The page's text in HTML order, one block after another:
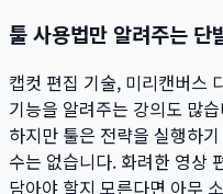
툴 사용법만 알려주는 단
캡컷 편집 기술, 미리캔버스
기능을 알려주는 강의도 많
하지만 툴은 전략을 실행하
수는 없습니다. 화려한 영상
담아야 할지 모른다면 아무